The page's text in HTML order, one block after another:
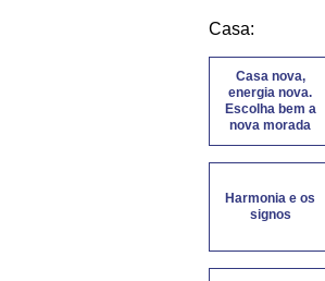
Casa:
Casa nova,
energia nova.
Escolha bem a
nova morada
Harmonia e os
signos